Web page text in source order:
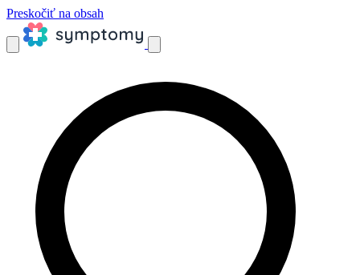
Preskočiť na obsah